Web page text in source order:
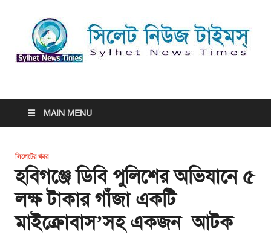
সিলেট নিউজ টাইমস্ | Sylhet
News Times
MAIN MENU
সিলেটের খবর
হবিগঞ্জে ডিবি পুলিশের অভিযানে ৫
লক্ষ টাকার গাঁজা একটি
মাইক্রোবাস’সহ একজন আটক